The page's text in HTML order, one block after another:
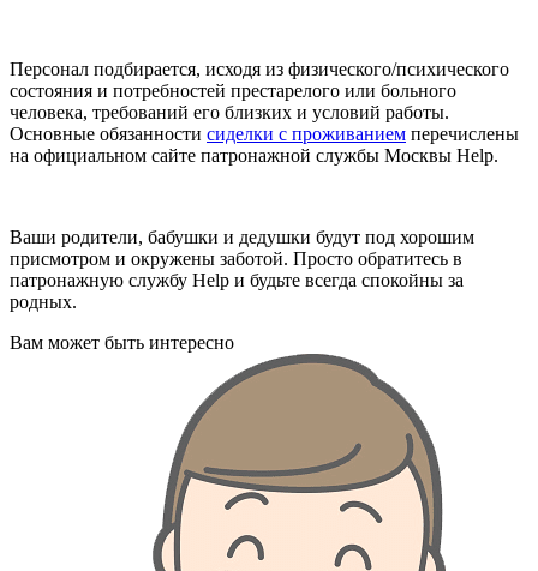
Персонал подбирается, исходя из физического/психического
состояния и потребностей престарелого или больного
человека, требований его близких и условий работы.
Основные обязанности сиделки с проживанием перечислены
на официальном сайте патронажной службы Москвы Help.
Ваши родители, бабушки и дедушки будут под хорошим
присмотром и окружены заботой. Просто обратитесь в
патронажную службу Help и будьте всегда спокойны за
родных.
Вам может быть интересно